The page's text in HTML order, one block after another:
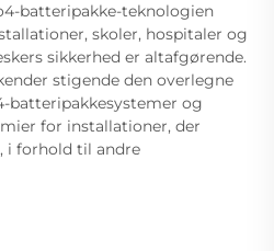
batteripakke-teknologien
skoler, hospitaler og
sikkerhed er altafgørende.
stigende den overlegne
batteripakkesystemer og
for installationer, der
i forhold til andre